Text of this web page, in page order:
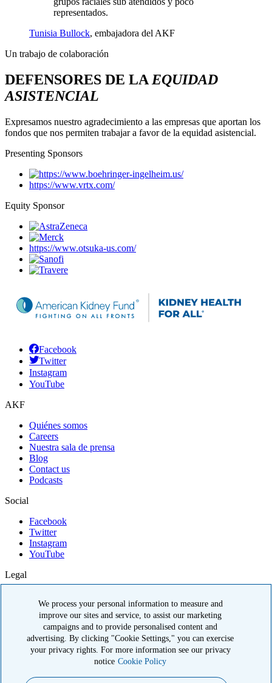
representados.
Tunisia Bullock, embajadora del AKF
Un trabajo de colaboración
DEFENSORES DE LA EQUIDAD
ASISTENCIAL
Expresamos nuestro agradecimiento a las empresas que aportan los
fondos que nos permiten trabajar a favor de la equidad asistencial.
Presenting Sponsors
https://www.vrtx.com/
Equity Sponsor
https://www.otsuka-us.com/
Facebook
Twitter
Instagram
YouTube
AKF
Quiénes somos
Careers
Nuestra sala de prensa
Blog
Contact us
Podcasts
Social
Facebook
Twitter
Instagram
YouTube
Legal
Términos de uso
Política de cumplimiento de OIG
Volunteer code of conduct
© 2026 American Kidney Fund, Inc. All rights reserved.
We process your personal information to measure and
improve our sites and service, to assist our marketing
campaigns and to provide personalised content and
advertising. By clicking "Cookie Settings," you can exercise
your privacy rights. For more information see our privacy
notice Cookie Policy